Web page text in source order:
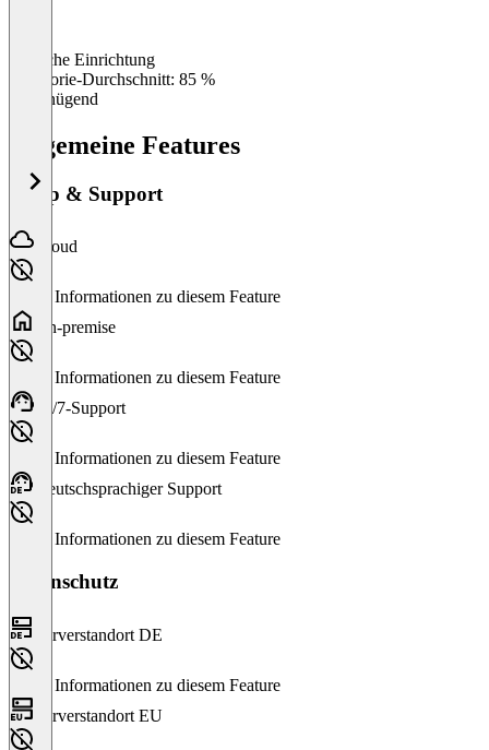
Einfache Einrichtung
Kategorie-Durchschnitt: 85 %
Ungenügend
Allgemeine Features
Setup & Support
Cloud
Keine Informationen zu diesem Feature
On-premise
Keine Informationen zu diesem Feature
24/7-Support
Keine Informationen zu diesem Feature
Deutschsprachiger Support
Keine Informationen zu diesem Feature
Datenschutz
Serverstandort DE
Keine Informationen zu diesem Feature
Serverstandort EU